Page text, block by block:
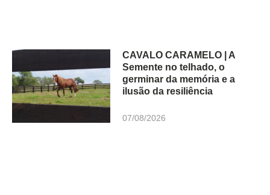
CAVALO CARAMELO | A
Semente no telhado, o
germinar da memória e a
ilusão da resiliência
07/08/2026